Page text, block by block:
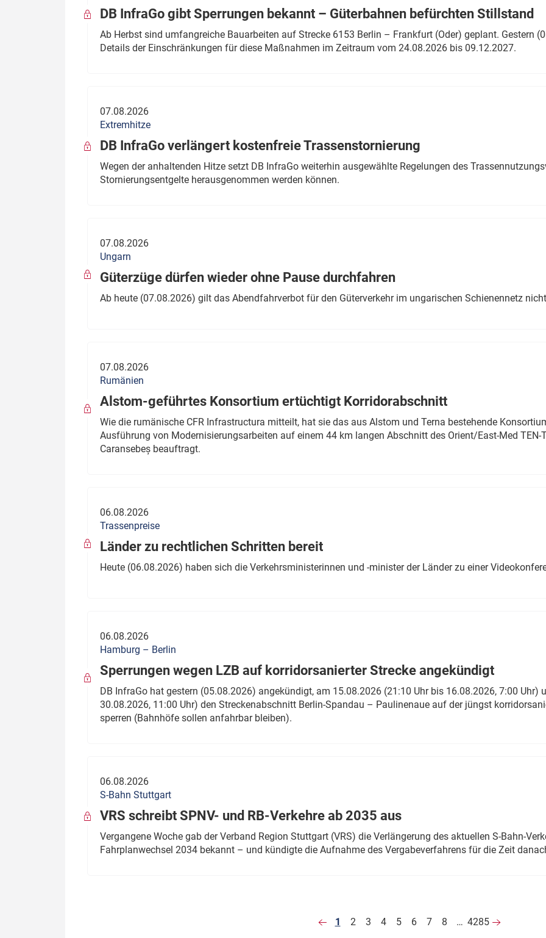
DB InfraGo gibt Sperrungen bekannt – Güterbahnen befürchten Stillstand
Ab Herbst sind umfangreiche Bauarbeiten auf Strecke 6153 Berlin – Frankfurt (Oder) geplant. Gestern
Details der Einschränkungen für diese Maßnahmen im Zeitraum vom 24.08.2026 bis 09.12.2027.
07.08.2026
Extremhitze
DB InfraGo verlängert kostenfreie Trassenstornierung
Wegen der anhaltenden Hitze setzt DB InfraGo weiterhin ausgewählte Regelungen des
Stornierungsentgelte herausgenommen werden können.
07.08.2026
Ungarn
Güterzüge dürfen wieder ohne Pause durchfahren
Ab heute (07.08.2026) gilt das Abendfahrverbot für den Güterverkehr im ungarischen Schienennetz
07.08.2026
Rumänien
Alstom-geführtes Konsortium ertüchtigt Korridorabschnitt
Wie die rumänische CFR Infrastructura mitteilt, hat sie das aus Alstom und Terna bestehende
Ausführung von Modernisierungsarbeiten auf einem 44 km langen Abschnitt des Orient/East-Med
Caransebeș beauftragt.
06.08.2026
Trassenpreise
Länder zu rechtlichen Schritten bereit
Heute (06.08.2026) haben sich die Verkehrsministerinnen und -minister der Länder zu einer
06.08.2026
Hamburg – Berlin
Sperrungen wegen LZB auf korridorsanierter Strecke angekündigt
DB InfraGo hat gestern (05.08.2026) angekündigt, am 15.08.2026 (21:10 Uhr bis 16.08.2026, 7:00 Uhr)
30.08.2026, 11:00 Uhr) den Streckenabschnitt Berlin-Spandau – Paulinenaue auf der jüngst
sperren (Bahnhöfe sollen anfahrbar bleiben).
06.08.2026
S-Bahn Stuttgart
VRS schreibt SPNV- und RB-Verkehre ab 2035 aus
Vergangene Woche gab der Verband Region Stuttgart (VRS) die Verlängerung des aktuellen S-Bahn-
Fahrplanwechsel 2034 bekannt – und kündigte die Aufnahme des Vergabeverfahrens für die Zeit
1 2 3 4 5 6 7 8 … 4285